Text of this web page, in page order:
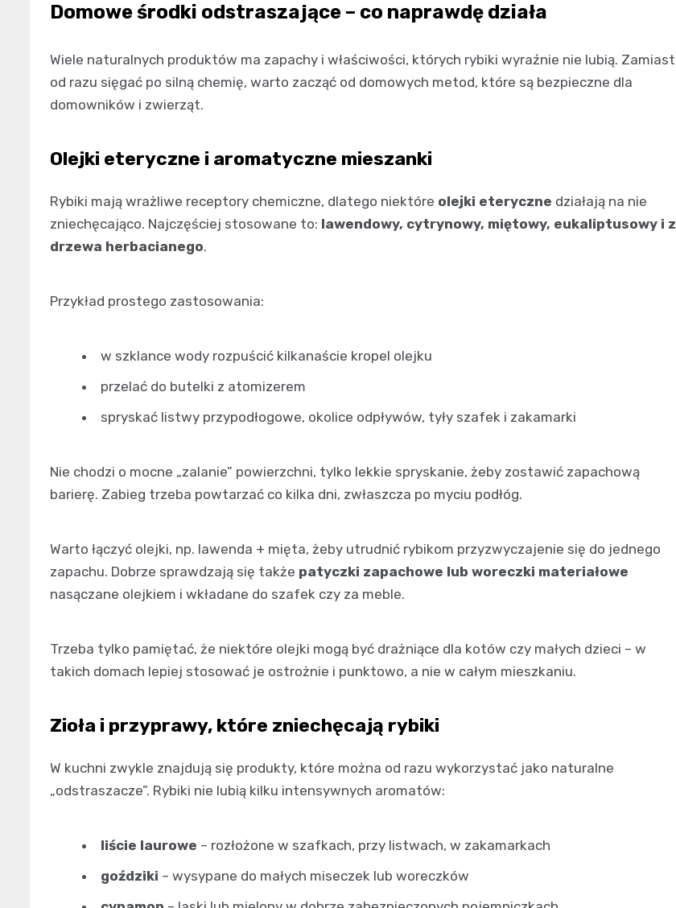
Domowe środki odstraszające – co naprawdę działa
Wiele naturalnych produktów ma zapachy i właściwości, których rybiki wyraźnie nie lubią. Zamiast
od razu sięgać po silną chemię, warto zacząć od domowych metod, które są bezpieczne dla
domowników i zwierząt.
Olejki eteryczne i aromatyczne mieszanki
Rybiki mają wrażliwe receptory chemiczne, dlatego niektóre olejki eteryczne działają na nie
zniechęcająco. Najczęściej stosowane to: lawendowy, cytrynowy, miętowy, eukaliptusowy i z
drzewa herbacianego.
Przykład prostego zastosowania:
w szklance wody rozpuścić kilkanaście kropel olejku
przelać do butelki z atomizerem
spryskać listwy przypodłogowe, okolice odpływów, tyły szafek i zakamarki
Nie chodzi o mocne „zalanie” powierzchni, tylko lekkie spryskanie, żeby zostawić zapachową
barierę. Zabieg trzeba powtarzać co kilka dni, zwłaszcza po myciu podłóg.
Warto łączyć olejki, np. lawenda + mięta, żeby utrudnić rybikom przyzwyczajenie się do jednego
zapachu. Dobrze sprawdzają się także patyczki zapachowe lub woreczki materiałowe
nasączane olejkiem i wkładane do szafek czy za meble.
Trzeba tylko pamiętać, że niektóre olejki mogą być drażniące dla kotów czy małych dzieci – w
takich domach lepiej stosować je ostrożnie i punktowo, a nie w całym mieszkaniu.
Zioła i przyprawy, które zniechęcają rybiki
W kuchni zwykle znajdują się produkty, które można od razu wykorzystać jako naturalne
„odstraszacze”. Rybiki nie lubią kilku intensywnych aromatów:
liście laurowe – rozłożone w szafkach, przy listwach, w zakamarkach
goździki – wysypane do małych miseczek lub woreczków